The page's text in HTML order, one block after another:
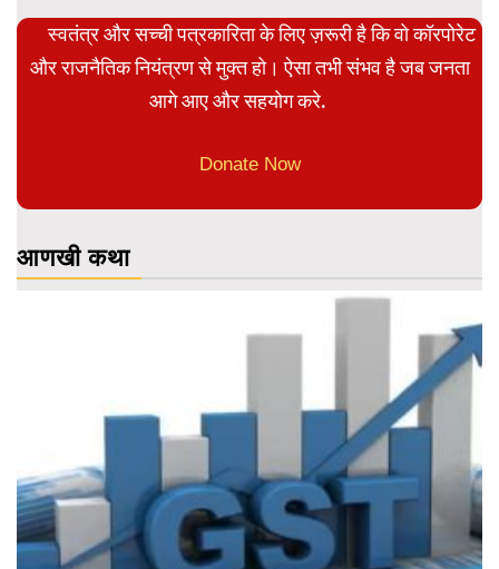
स्वतंत्र और सच्ची पत्रकारिता के लिए ज़रूरी है कि वो कॉरपोरेट
और राजनैतिक नियंत्रण से मुक्त हो। ऐसा तभी संभव है जब जनता
आगे आए और सहयोग करे.
Donate Now
आणखी कथा